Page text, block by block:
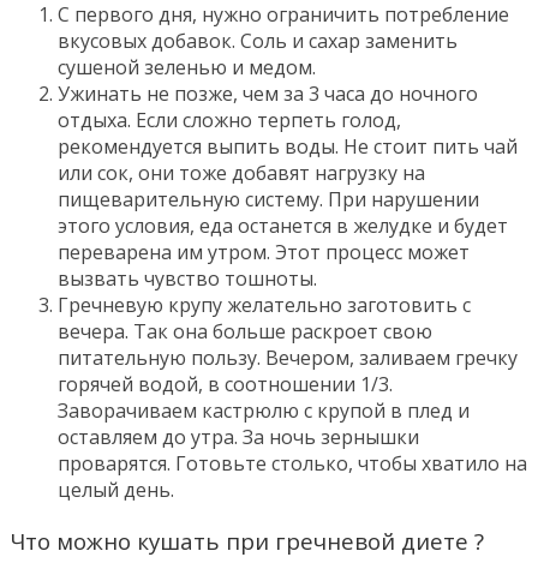
С первого дня, нужно ограничить потребление
вкусовых добавок. Соль и сахар заменить
сушеной зеленью и медом.
Ужинать не позже, чем за 3 часа до ночного
отдыха. Если сложно терпеть голод,
рекомендуется выпить воды. Не стоит пить чай
или сок, они тоже добавят нагрузку на
пищеварительную систему. При нарушении
этого условия, еда останется в желудке и будет
переварена им утром. Этот процесс может
вызвать чувство тошноты.
Гречневую крупу желательно заготовить с
вечера. Так она больше раскроет свою
питательную пользу. Вечером, заливаем гречку
горячей водой, в соотношении 1/3.
Заворачиваем кастрюлю с крупой в плед и
оставляем до утра. За ночь зернышки
проварятся. Готовьте столько, чтобы хватило на
целый день.
Что можно кушать при гречневой диете ?